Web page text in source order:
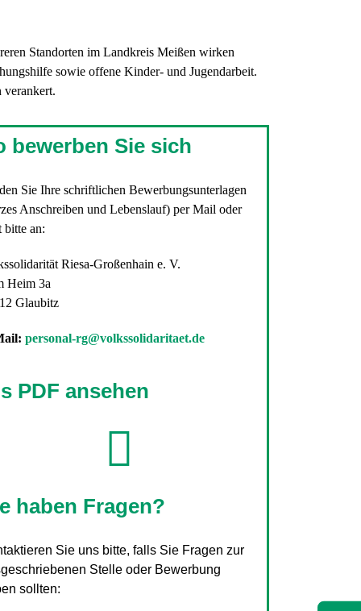
Standorten im Landkreis Meißen wirken
sowie offene Kinder- und Jugendarbeit.
verankert.
bewerben Sie sich
Sie Ihre schriftlichen Bewerbungsunterlagen
Anschreiben und Lebenslauf) per Mail oder
bitte an:
Riesa-Großenhain e. V.
Heim 3a
Glaubitz
personal-rg@volkssolidaritaet.de
PDF ansehen
haben Fragen?
Sie uns bitte, falls Sie Fragen zur
Stelle oder Bewerbung
sollten: